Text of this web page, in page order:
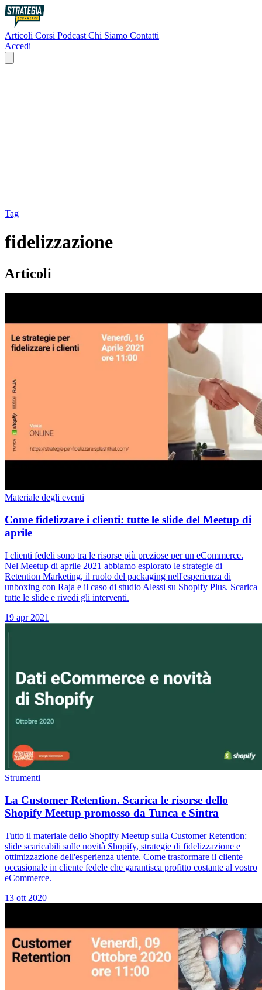
Articoli Corsi Podcast Chi Siamo Contatti
Accedi
Tag
fidelizzazione
Articoli
Materiale degli eventi
Come fidelizzare i clienti: tutte le slide del Meetup di
aprile
I clienti fedeli sono tra le risorse più preziose per un eCommerce.
Nel Meetup di aprile 2021 abbiamo esplorato le strategie di
Retention Marketing, il ruolo del packaging nell'esperienza di
unboxing con Raja e il caso di studio Alessi su Shopify Plus. Scarica
tutte le slide e rivedi gli interventi.
19 apr 2021
Strumenti
La Customer Retention. Scarica le risorse dello
Shopify Meetup promosso da Tunca e Sintra
Tutto il materiale dello Shopify Meetup sulla Customer Retention:
slide scaricabili sulle novità Shopify, strategie di fidelizzazione e
ottimizzazione dell'esperienza utente. Come trasformare il cliente
occasionale in cliente fedele che garantisca profitto costante al vostro
eCommerce.
13 ott 2020